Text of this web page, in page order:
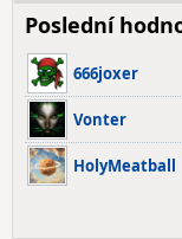
Poslední
666joxer
Vonter
HolyMeatball